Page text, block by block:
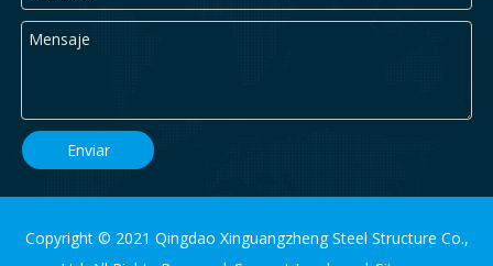
Enviar
Copyright © 2021 Qingdao Xinguangzheng Steel Structure Co.,